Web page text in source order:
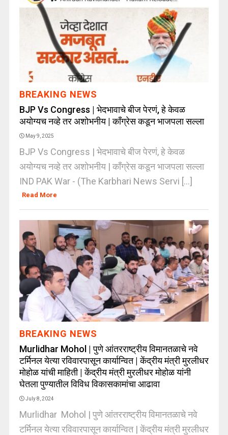
BREAKING NEWS
BJP Vs Congress | भेदभावाचे बीज पेरणं, हे केवळ
अयोग्यच नव्हे तर अशोभनीय | कॉंग्रेस कडून भाजपला सल्ला
May 9, 2025
BJP Vs Congress | भेदभावाचे बीज पेरणं, हे केवळ
अयोग्यच नव्हे तर अशोभनीय | कॉंग्रेस कडून भाजपला सल्ला
IND PAK War - (The Karbhari News Servi [...]
Read More
BREAKING NEWS
Murlidhar Mohol | पुणे आंतरराष्ट्रीय विमानतळाचे नवे
टर्मिनल येत्या रविवारपासून कार्यान्वित | केंद्रीय मंत्री मुरलीधर
मोहोळ यांची माहिती | केंद्रीय मंत्री मुरलीधर मोहोळ यांनी
घेतला पुण्यातील विविध विकासकामांचा आढावा
July 8, 2024
Murlidhar Mohol | पुणे आंतरराष्ट्रीय विमानतळाचे नवे
टर्मिनल येत्या रविवारपासून कार्यान्वित | केंद्रीय मंत्री मुरलीधर